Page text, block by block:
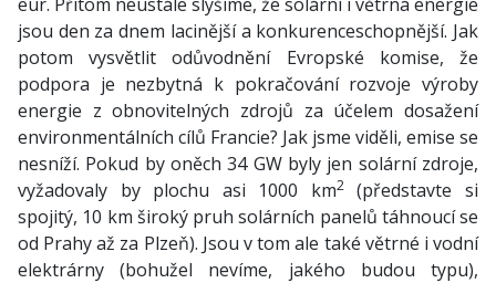
jsou den za dnem lacinější a konkurenceschopnější. Jak
potom vysvětlit odůvodnění Evropské komise, že
podpora je nezbytná k pokračování rozvoje výroby
energie z obnovitelných zdrojů za účelem dosažení
environmentálních cílů Francie? Jak jsme viděli, emise se
nesníží. Pokud by oněch 34 GW byly jen solární zdroje,
vyžadovaly by plochu asi 1000 km2(představte si
spojitý, 10 km široký pruh solárních panelů táhnoucí se
od Prahy až za Plzeň). Jsou v tom ale také větrné i vodní
elektrárny (bohužel nevíme, jakého budou typu),